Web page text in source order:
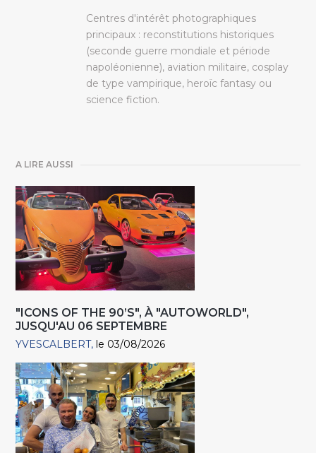
Centres d'intérêt photographiques
principaux : reconstitutions historiques
(seconde guerre mondiale et période
napoléonienne), aviation militaire, cosplay
de type vampirique, heroïc fantasy ou
science fiction.
A LIRE AUSSI
"ICONS OF THE 90’S", À "AUTOWORLD",
JUSQU'AU 06 SEPTEMBRE
YVESCALBERT le 03/08/2026